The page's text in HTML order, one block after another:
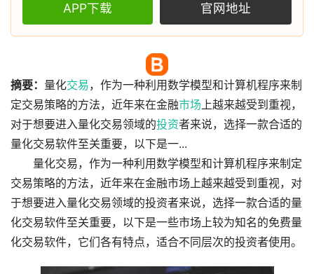
APP下载 官网地址
摘要： 量化交易，作为一种利用数学模型和计算机程序来制
定交易策略的方法，近年来在金融市场 上越来越受到重视，
对于想要进入量化交易领域的投资者来说，选择一款合适的
量化交易软件至关重要，以下是一...
量化交易，作为一种利用数学模型和计算机程序来制定
交易策略的方法，近年来在金融市场上越来越受到重视，对
于想要进入量化交易领域的投资者来说，选择一款合适的量
化交易软件至关重要，以下是一些市场上较为知名的免费量
化交易软件，它们各有特点，适合不同层次的投资者使用。